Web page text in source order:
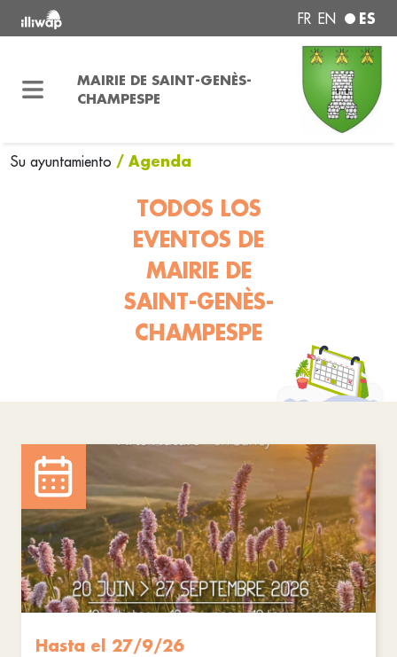
FR EN ES
MAIRIE DE SAINT-GENÈS-
CHAMPESPE
Su ayuntamiento / Agenda
TODOS LOS
EVENTOS DE
MAIRIE DE
SAINT-GENÈS-
CHAMPESPE
Hasta el 27/9/26